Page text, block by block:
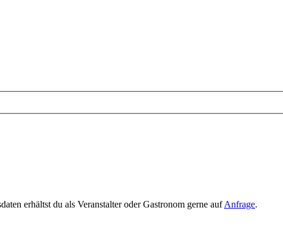
erhältst du als Veranstalter oder Gastronom gerne aufAnfrage.